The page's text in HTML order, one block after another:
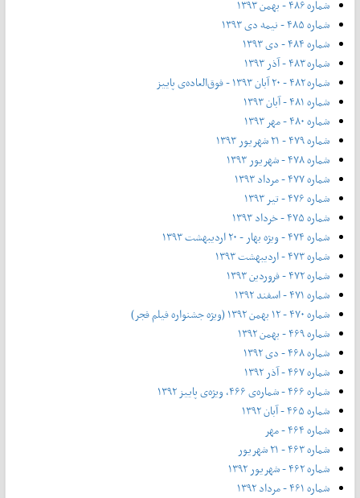
شماره ۴۸۶ - بهمن ۱۳۹۳
شماره ۴۸۵ - نیمه دی ۱۳۹۳
شماره ۴۸۴ - دی ۱۳۹۳
شماره ۴۸۳ - آذر ۱۳۹۳
شماره ۴۸۲ - ۲۰ آبان ۱۳۹۳ - فوق‌العاده‌ی پاییز
شماره ۴۸۱ - آبان ۱۳۹۳
شماره ۴۸۰ - مهر ۱۳۹۳
شماره ۴۷۹ - ۲۱ شهریور ۱۳۹۳
شماره ۴۷۸ - شهریور ۱۳۹۳
شماره ۴۷۷ - مرداد ۱۳۹۳
شماره ۴۷۶ - تیر ۱۳۹۳
شماره ۴۷۵ - خرداد ۱۳۹۳
شماره ۴۷۴ - ویژه بهار - ۲۰ اردیبهشت ۱۳۹۳
شماره ۴۷۳ - اردیبهشت ۱۳۹۳
شماره ۴۷۲ - فروردین ۱۳۹۳
شماره ۴۷۱ - اسفند ۱۳۹۲
شماره ۴۷۰ - ۱۲ بهمن ۱۳۹۲ (ویژه جشنواره فیلم فجر)
شماره ۴۶۹ - بهمن ۱۳۹۲
شماره ۴۶۸ - دی ۱۳۹۲
شماره ۴۶۷ - آذر ۱۳۹۲
شماره ۴۶۶ - شماره‌ی ۴۶۶، ویژه‌ی پاییز ۱۳۹۲
شماره ۴۶۵ - آبان ۱۳۹۲
شماره ۴۶۴ - مهر
شماره ۴۶۳ - ۲۱ شهریور
شماره ۴۶۲ - شهریور ۱۳۹۲
شماره ۴۶۱ - مرداد ۱۳۹۲